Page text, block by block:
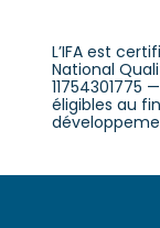
L’IFA est
National
11754301775
éligibles au